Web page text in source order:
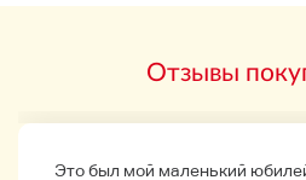
имеет много истории отмены.
специализированном магазине.
Отзывы
Это был мой маленький